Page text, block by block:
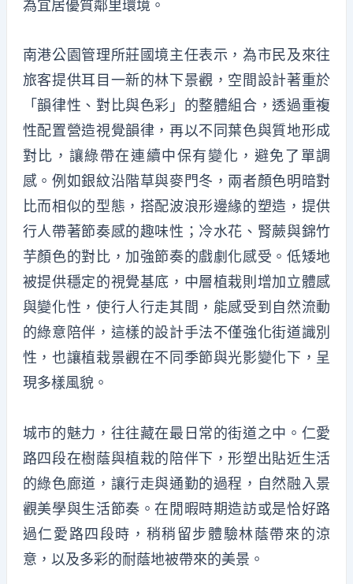
為宜居優質鄰里環境。
南港公園管理所莊國境主任表示，為市民及來往
旅客提供耳目一新的林下景觀，空間設計著重於
「韻律性、對比與色彩」的整體組合，透過重複
性配置營造視覺韻律，再以不同葉色與質地形成
對比，讓綠帶在連續中保有變化，避免了單調
感。例如銀紋沿階草與麥門冬，兩者顏色明暗對
比而相似的型態，搭配波浪形邊緣的塑造，提供
行人帶著節奏感的趣味性；冷水花、腎蕨與錦竹
芋顏色的對比，加強節奏的戲劇化感受。低矮地
被提供穩定的視覺基底，中層植栽則增加立體感
與變化性，使行人行走其間，能感受到自然流動
的綠意陪伴，這樣的設計手法不僅強化街道識別
性，也讓植栽景觀在不同季節與光影變化下，呈
現多樣風貌。
城市的魅力，往往藏在最日常的街道之中。仁愛
路四段在樹蔭與植栽的陪伴下，形塑出貼近生活
的綠色廊道，讓行走與通勤的過程，自然融入景
觀美學與生活節奏。在閒暇時期造訪或是恰好路
過仁愛路四段時，稍稍留步體驗林蔭帶來的涼
意，以及多彩的耐蔭地被帶來的美景。